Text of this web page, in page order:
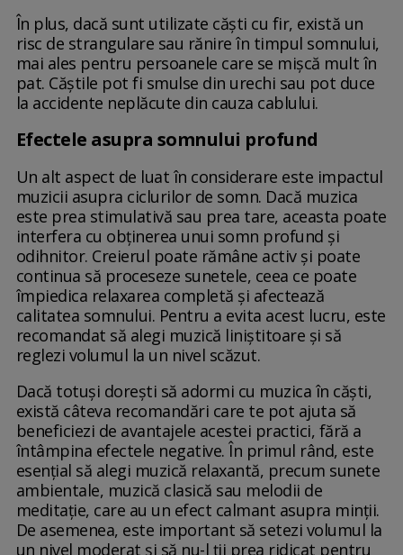
În plus, dacă sunt utilizate căști cu fir, există un
risc de strangulare sau rănire în timpul somnului,
mai ales pentru persoanele care se mișcă mult în
pat. Căștile pot fi smulse din urechi sau pot duce
la accidente neplăcute din cauza cablului.
Efectele asupra somnului profund
Un alt aspect de luat în considerare este impactul
muzicii asupra ciclurilor de somn. Dacă muzica
este prea stimulativă sau prea tare, aceasta poate
interfera cu obținerea unui somn profund și
odihnitor. Creierul poate rămâne activ și poate
continua să proceseze sunetele, ceea ce poate
împiedica relaxarea completă și afectează
calitatea somnului. Pentru a evita acest lucru, este
recomandat să alegi muzică liniștitoare și să
reglezi volumul la un nivel scăzut.
Dacă totuși dorești să adormi cu muzica în căști,
există câteva recomandări care te pot ajuta să
beneficiezi de avantajele acestei practici, fără a
întâmpina efectele negative. În primul rând, este
esențial să alegi muzică relaxantă, precum sunete
ambientale, muzică clasică sau melodii de
meditație, care au un efect calmant asupra minții.
De asemenea, este important să setezi volumul la
un nivel moderat și să nu-l ții prea ridicat pentru